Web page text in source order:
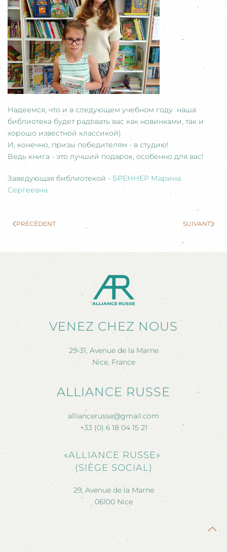
Надеемся, что и в следующем учебном году наша
библиотека будет радовать вас как новинками, так и
хорошо известной классикой)
И, конечно, призы победителям - в студию!
Ведь книга - это лучший подарок, особенно для вас!
Заведующая библиотекой - БРЕННЕР Марина
Сергеевна
PRÉCÉDENT SUIVANT
VENEZ CHEZ NOUS
29-31, Avenue de la Marne
Nice, France
ALLIANCE RUSSE
alliancerusse@gmail.com
+33 (0) 6 18 04 15 21
«ALLIANCE RUSSE»
(SIÈGE SOCIAL)
29, Avenue de la Marne
06100 Nice